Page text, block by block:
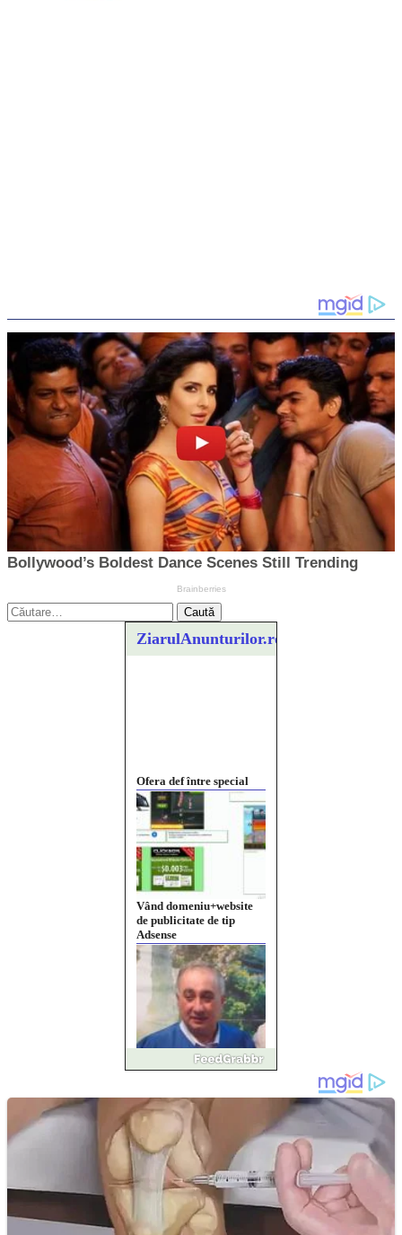
Caută
după:
ZiarulAnunturilor.ro
Ofera def între special
Vând domeniu+website
de publicitate de tip
Adsense
Pastorul Liviu Radu a
trecut la Domnul
Anchetă incendiară la
Gherla, polițist acuzat de
abuz în serviciu